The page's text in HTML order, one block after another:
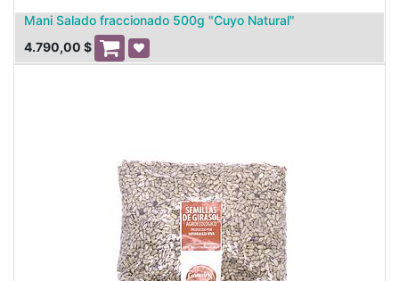
Mani Salado fraccionado 500g "Cuyo Natural"
4.790,00 $